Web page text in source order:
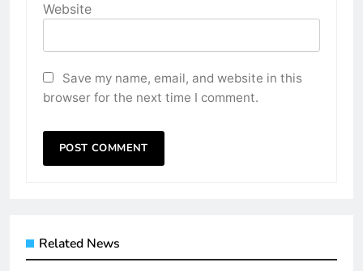
Website
Save my name, email, and website in this
browser for the next time I comment.
Related News